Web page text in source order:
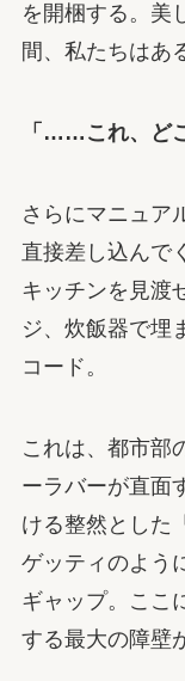
を開梱する。美
間、私たちはあ
「……これ、ど
さらにマニュア
直接差し込んで
キッチンを見渡
ジ、炊飯器で埋
コード。
これは、都市部
ーラバーが直面
ける整然とした
ゲッティのよう
ギャップ。ここ
する最大の障壁